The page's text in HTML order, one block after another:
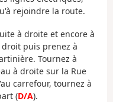
rejoindre la route.
à droite et encore à
puis prenez à
Tournez à
à droite sur la Rue
carrefour, tournez à
(D/A).